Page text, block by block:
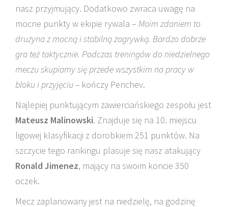
nasz przyjmujący. Dodatkowo zwraca uwagę na
mocne punkty w ekipie rywala – Moim zdaniem to
drużyna z mocną i stabilną zagrywką. Bardzo dobrze
gra też taktycznie. Podczas treningów do niedzielnego
meczu skupiamy się przede wszystkim na pracy w
bloku i przyjęciu – kończy Penchev.
Najlepiej punktującym zawierciańskiego zespołu jest
Mateusz Malinowski. Znajduje się na 10. miejscu
ligowej klasyfikacji z dorobkiem 251 punktów. Na
szczycie tego rankingu plasuje się nasz atakujący
Ronald Jimenez, mający na swoim koncie 350
oczek.
Mecz zaplanowany jest na niedzielę, na godzinę